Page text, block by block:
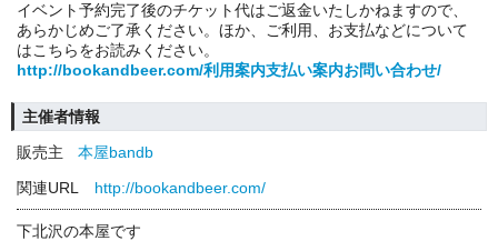
イベント予約完了後のチケット代はご返金いたしかねますので、
あらかじめご了承ください。ほか、ご利用、お支払などについて
はこちらをお読みください。
http://bookandbeer.com/利用案内支払い案内お問い合わせ/
主催者情報
販売主
本屋bandb
関連URL
http://bookandbeer.com/
下北沢の本屋です